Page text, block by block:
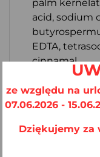
palm
acid, sodium
EDTA,
cinnamal
Data
użycia.
ze względu na
07.06.2026 -
Dziękujemy za